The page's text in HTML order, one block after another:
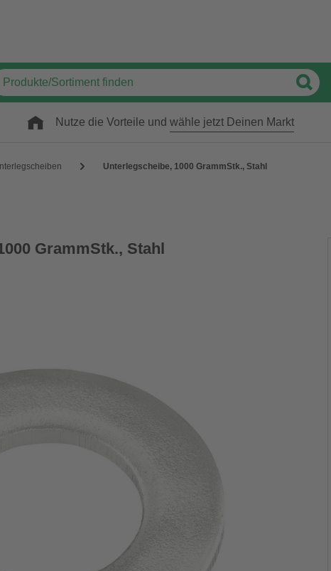
Nutze die Vorteile und wähle jetzt Deinen Markt
Unterlegscheibe, 1000 GrammStk., Stahl
GrammStk., Stahl